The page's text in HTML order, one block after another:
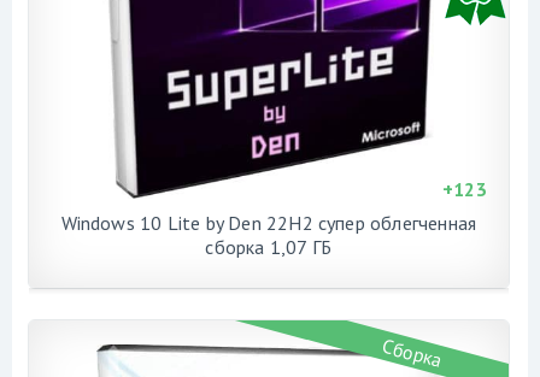
Windows 10 Lite by Den 22H2 cупер облегченная
сборка 1,07 ГБ
+123
Сборка